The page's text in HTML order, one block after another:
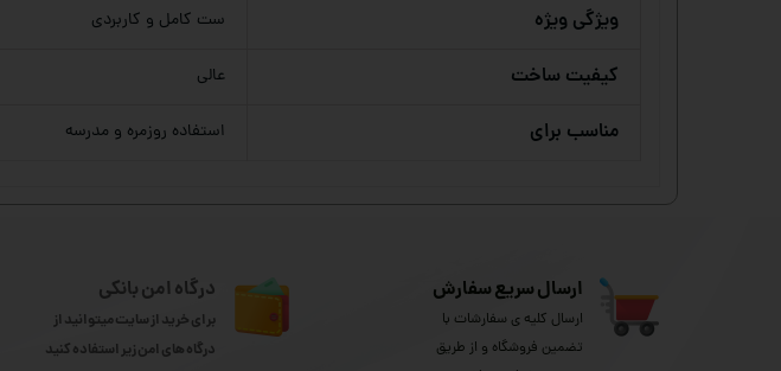
ویژگی ویژه ست کامل و کاربردی
کیفیت ساخت عالی
مناسب برای استفاده روزمره و مدرسه
ارسال سریع سفارش
ارسال کلیه ی سفارشات با
تضمین فروشگاه و از طریق
درگاه امن بانکی
برای خرید از سایت میتوانید از
درگاه های امن زیر استفاده کنید